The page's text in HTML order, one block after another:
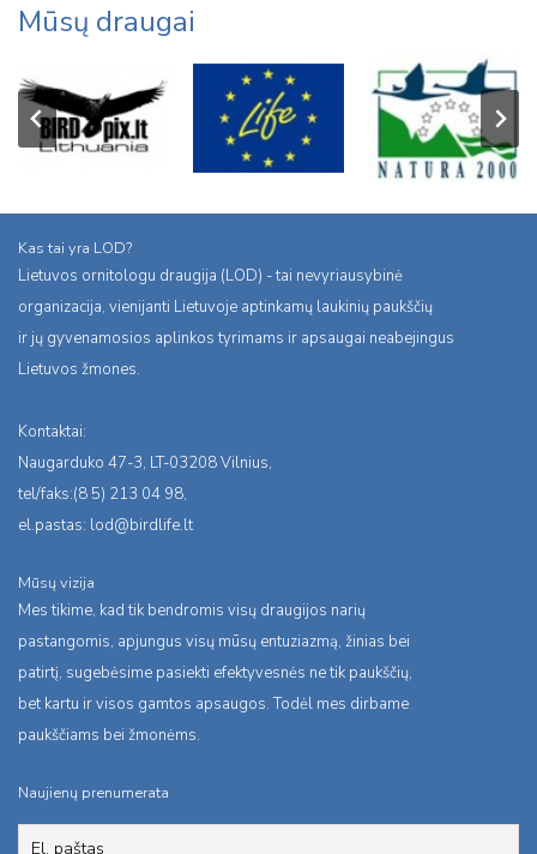
Mūsų draugai
Kas tai yra LOD?
Lietuvos ornitologu draugija (LOD) - tai nevyriausybinė
organizacija, vienijanti Lietuvoje aptinkamų laukinių paukščių
ir jų gyvenamosios aplinkos tyrimams ir apsaugai neabejingus
Lietuvos žmones.
Kontaktai:
Naugarduko 47-3, LT-03208 Vilnius,
tel/faks:(8 5) 213 04 98,
el.pastas: lod@birdlife.lt
Mūsų vizija
Mes tikime, kad tik bendromis visų draugijos narių
pastangomis, apjungus visų mūsų entuziazmą, žinias bei
patirtį, sugebėsime pasiekti efektyvesnės ne tik paukščių,
bet kartu ir visos gamtos apsaugos. Todėl mes dirbame
paukščiams bei žmonėms.
Naujienų prenumerata